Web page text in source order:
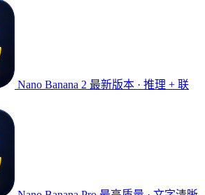
Nano Banana 2 最新版本 · 推理 + 联